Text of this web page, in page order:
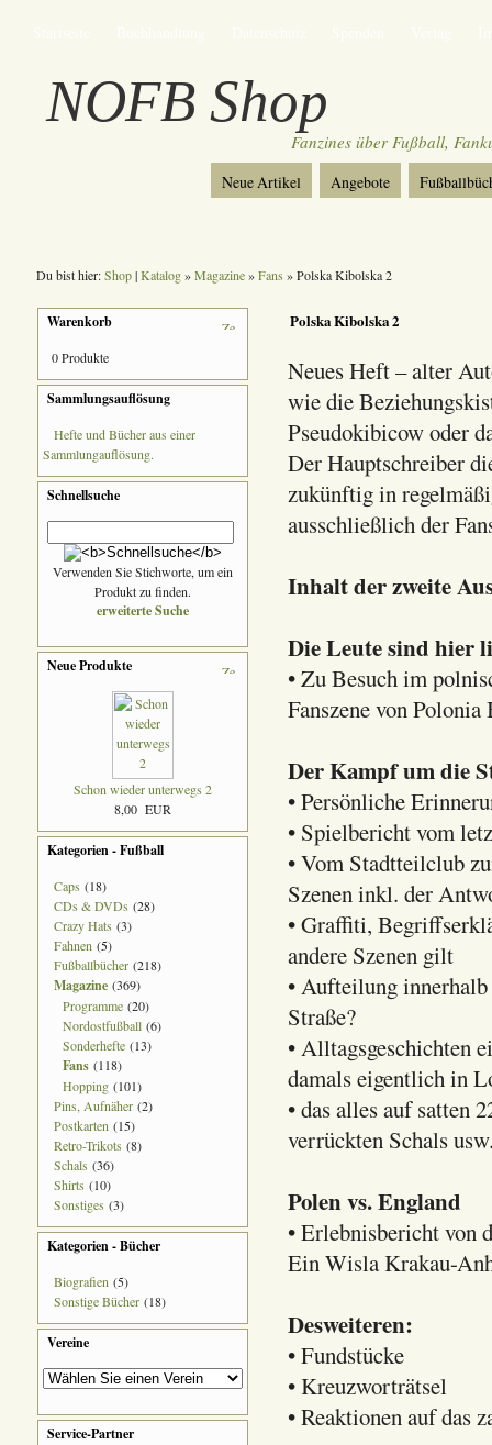
NOFB Shop
Fanzines über Fußball,
Neue Artikel Angebote
Du bist hier:Shop|Katalog»Magazine»Fans » Polska Kibolska 2
Warenkorb
0 Produkte
Sammlungsauflösung
Hefte und Bücher aus einer
Sammlungauflösung.
Schnellsuche
Verwenden Sie Stichworte, um ein
Produkt zu finden.
erweiterte Suche
Neue Produkte
Schon wieder unterwegs 2
8,00 EUR
Kategorien - Fußball
Caps (18)
CDs & DVDs (28)
Crazy Hats (3)
Fahnen (5)
Fußballbücher (218)
Magazine (369)
Programme (20)
Nordostfußball (6)
Sonderhefte (13)
Fans (118)
Hopping (101)
Pins, Aufnäher (2)
Postkarten (15)
Retro-Trikots (8)
Schals (36)
Shirts (10)
Sonstiges (3)
Kategorien - Bücher
Biografien (5)
Sonstige Bücher (18)
Vereine
Service-Partner
Polska Kibolska 2
Neues Heft – alter
wie die
Pseudokibicow oder
Der Hauptschreiber
zukünftig in
ausschließlich der
Inhalt der zweite
Die Leute sind hier
• Zu Besuch im
Fanszene von
Der Kampf um die
• Persönliche
• Spielbericht vom
• Vom Stadtteilclub
Szenen inkl. der
• Graffiti,
andere Szenen gilt
• Aufteilung
Straße?
• Alltagsgeschichten
damals eigentlich in
• das alles auf satten
verrückten Schals
Polen vs. England
• Erlebnisbericht von
Ein Wisla Krakau-
Desweiteren:
• Fundstücke
• Kreuzworträtsel
• Reaktionen auf das